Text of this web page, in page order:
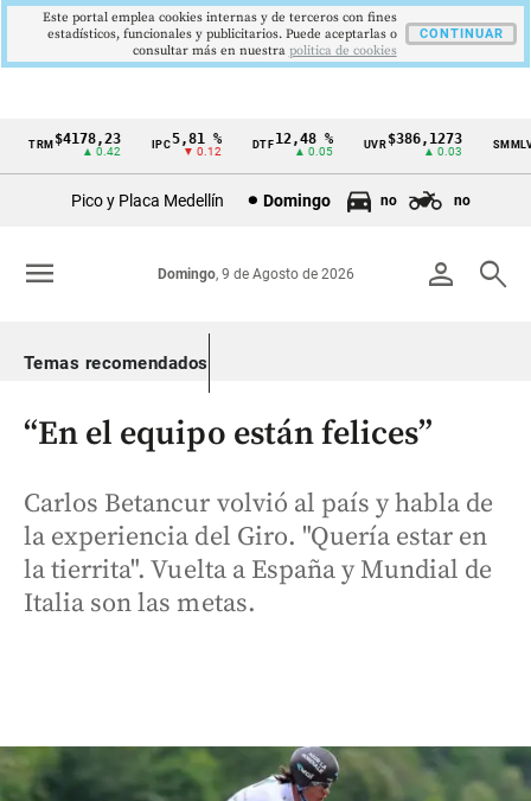
Cintillo
Colombia
TRM$4178,23
▲ 0.42
5,81 %
▼ 0.12
DTF12,48 %
▲ 0.05
UVR$386,1273
▲ 0.03
SMMLV
Pico y Placa Medellín Domingo no no
person search
Domingo, 9 de Agosto de 2026
menu
Temas recomendados
“En el equipo están felices”
Carlos Betancur volvió al país y habla de
la experiencia del Giro. "Quería estar en
la tierrita". Vuelta a España y Mundial de
Italia son las metas.
Este portal emplea cookies internas y de terceros con fines
estadísticos, funcionales y publicitarios. Puede aceptarlas o
consultar más en nuestra politica de cookies
CONTINUAR